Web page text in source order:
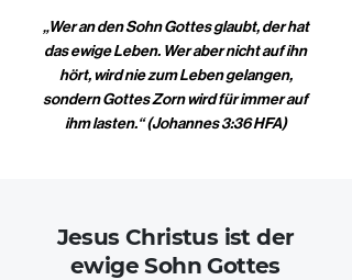
„Wer an den Sohn Gottes glaubt, der hat
das ewige Leben. Wer aber nicht auf ihn
hört, wird nie zum Leben gelangen,
sondern Gottes Zorn wird für immer auf
ihm lasten.“ (Johannes‬ ‭3:36‬ ‭HFA‬‬)
Jesus Christus ist der
ewige Sohn Gottes